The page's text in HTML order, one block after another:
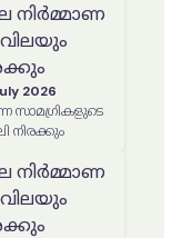
നിർമ്മാണ
2026
നിരക്കും
നിർമ്മാണ